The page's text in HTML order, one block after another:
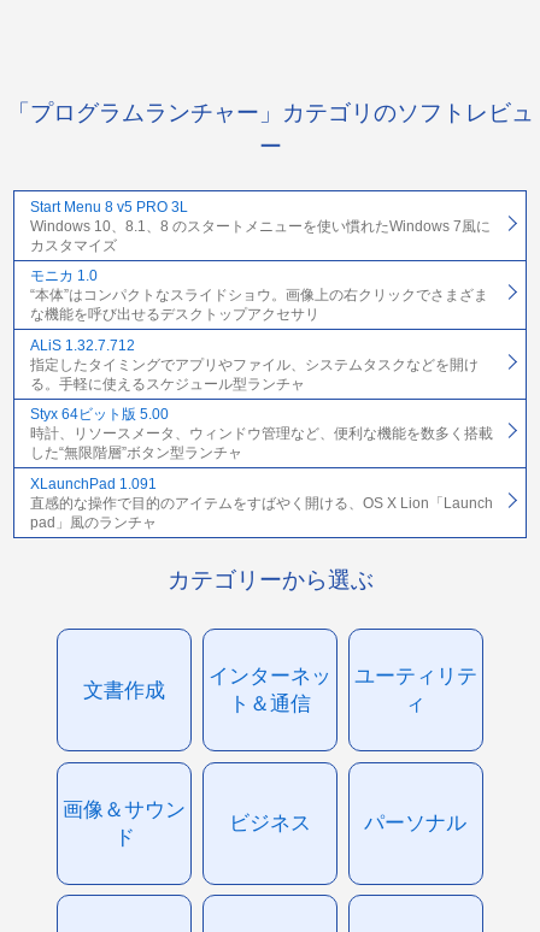
「プログラムランチャー」カテゴリのソフトレビュ
ー
Start Menu 8 v5 PRO 3L
Windows 10、8.1、8 のスタートメニューを使い慣れたWindows 7風に
カスタマイズ
モニカ 1.0
“本体”はコンパクトなスライドショウ。画像上の右クリックでさまざま
な機能を呼び出せるデスクトップアクセサリ
ALiS 1.32.7.712
指定したタイミングでアプリやファイル、システムタスクなどを開け
る。手軽に使えるスケジュール型ランチャ
Styx 64ビット版 5.00
時計、リソースメータ、ウィンドウ管理など、便利な機能を数多く搭載
した“無限階層”ボタン型ランチャ
XLaunchPad 1.091
直感的な操作で目的のアイテムをすばやく開ける、OS X Lion「Launch
pad」風のランチャ
カテゴリーから選ぶ
文書作成
インターネッ
ト＆通信
ユーティリテ
ィ
画像＆サウン
ド
ビジネス パーソナル